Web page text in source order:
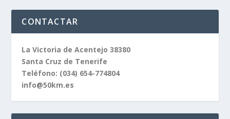
CONTACTAR
La Victoria de Acentejo 38380
Santa Cruz de Tenerife
Teléfono: (034) 654-774804
info@50km.es